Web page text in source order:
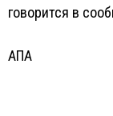
говорится в
АПА